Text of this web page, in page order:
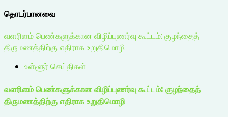
தொடர்பானவை
வளரிளம் பெண்களுக்கான விழிப்புணர்வு கூட்டம்: குழந்தைத்
திருமணத்திற்கு எதிராக உறுதிமொழி
உள்ளூர் செய்திகள்
வளரிளம் பெண்களுக்கான விழிப்புணர்வு கூட்டம்: குழந்தைத்
திருமணத்திற்கு எதிராக உறுதிமொழி